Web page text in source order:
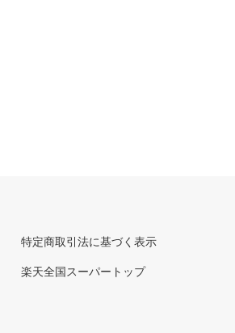
特定商取引法に基づく表示
楽天全国スーパートップ